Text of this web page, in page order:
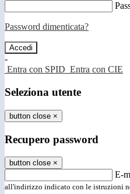
Password dimenticata?
-
Entra con SPID Entra con CIE
Seleziona utente
button close ×
Recupero password
button close ×
E-
all'indirizzo indicato con le istruzioni